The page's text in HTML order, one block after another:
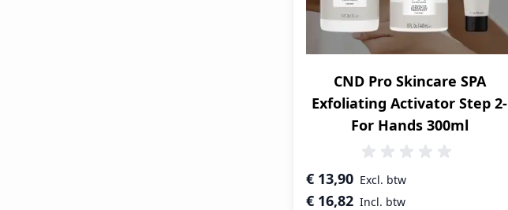
CND Pro Skincare SPA
Exfoliating Activator Step 2-
For Hands 300ml
Speciale prijs
€ 16,82
€ 13,90